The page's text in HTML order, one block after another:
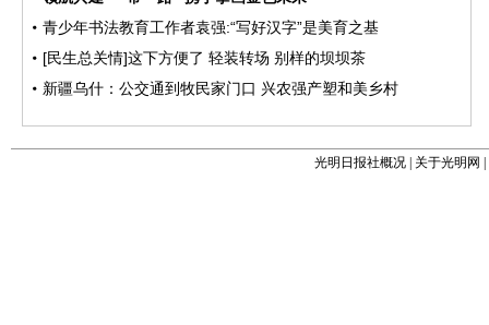
光明日报社概况 关于光明网